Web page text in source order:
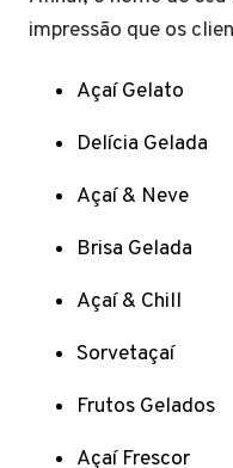
impressão que os
Açaí Gelato
Delícia Gelada
Açaí & Neve
Brisa Gelada
Açaí & Chill
Sorvetaçaí
Frutos Gelados
Açaí Frescor